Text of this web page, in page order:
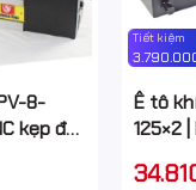
ổn
8-
kẹp đôi
Tiết kiệm
Ê tô
125×2